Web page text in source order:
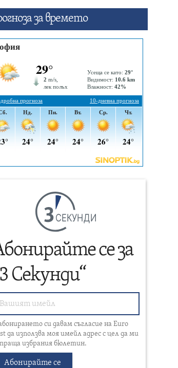
за времето
СЕКУНДИ
се за
Секунди“
си давам съгласие на Euro
да използва моя имейл адрес с цел да ми
избрания бюлетин.
Абонирайте се